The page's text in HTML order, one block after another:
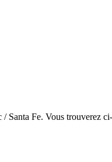
Santa Fe. Vous trouverez